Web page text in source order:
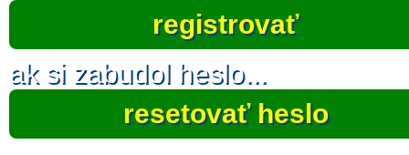
registrovať
ak si zabudol heslo...
resetovať heslo